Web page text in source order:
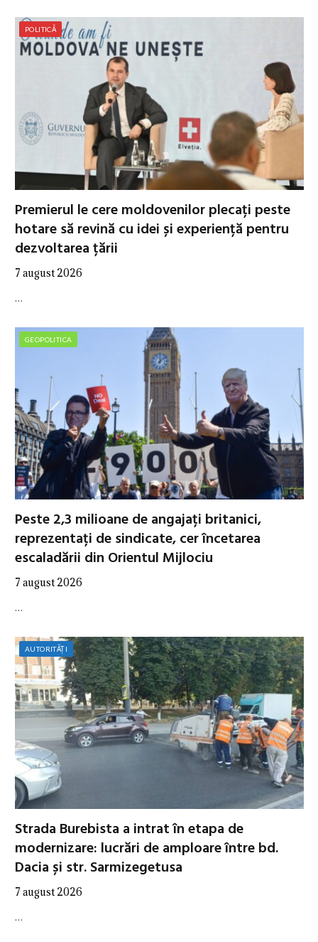
POLITICĂ
Premierul le cere moldovenilor plecați peste
hotare să revină cu idei și experiență pentru
dezvoltarea țării
7 august 2026
…
GEOPOLITICA
Peste 2,3 milioane de angajați britanici,
reprezentați de sindicate, cer încetarea
escaladării din Orientul Mijlociu
7 august 2026
…
AUTORITĂȚI
Strada Burebista a intrat în etapa de
modernizare: lucrări de amploare între bd.
Dacia și str. Sarmizegetusa
7 august 2026
…